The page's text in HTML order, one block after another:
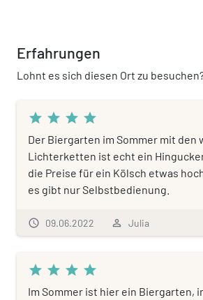
Erfahrungen
Lohnt es sich diesen Ort zu
star star star star
Der Biergarten im Sommer mit den
Lichterketten ist echt ein
die Preise für ein Kölsch etwas
es gibt nur Selbstbedienung.
schedule 09.06.2022 person_outline Julia
star star star star
Im Sommer ist hier ein Biergarten,